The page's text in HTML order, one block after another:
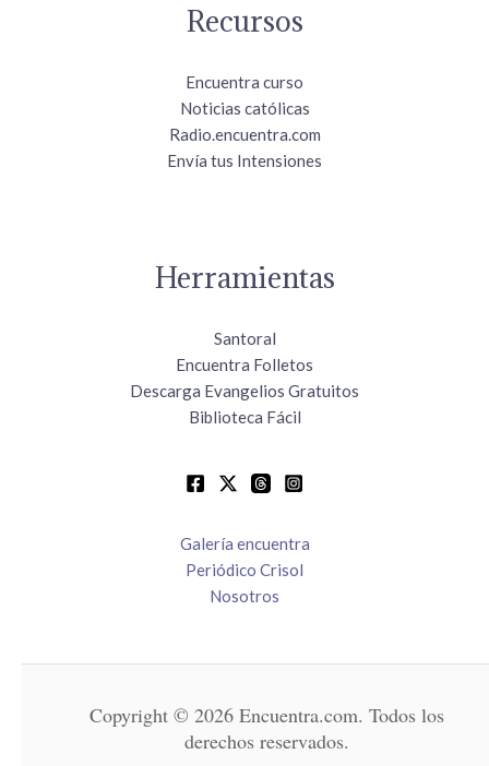
Recursos
Encuentra curso
Noticias católicas
Radio.encuentra.com
Envía tus Intensiones
Herramientas
Santoral
Encuentra Folletos
Descarga Evangelios Gratuitos
Biblioteca Fácil
Galería encuentra
Periódico Crisol
Nosotros
Copyright © 2026 Encuentra.com. Todos los
derechos reservados.